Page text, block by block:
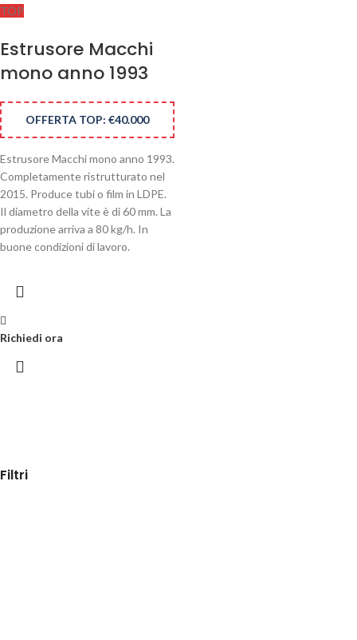
Filtri
TOP
Estrusore Macchi
mono anno 1993
OFFERTA TOP: €40.000
Estrusore Macchi mono anno 1993.
Completamente ristrutturato nel
2015. Produce tubi o film in LDPE.
Il diametro della vite è di 60 mm. La
produzione arriva a 80 kg/h. In
buone condizioni di lavoro.
Richiedi ora